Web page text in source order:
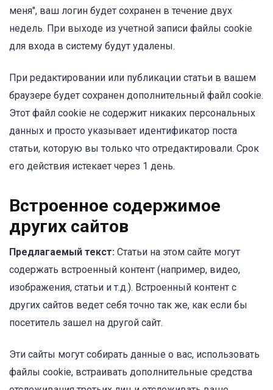
меня", ваш логин будет сохранен в течение двух
недель. При выходе из учетной записи файлы cookie
для входа в систему будут удалены.
При редактировании или публикации статьи в вашем
браузере будет сохранен дополнительный файл cookie.
Этот файл cookie не содержит никаких персональных
данных и просто указывает идентификатор поста
статьи, которую вы только что отредактировали. Срок
его действия истекает через 1 день.
Встроенное содержимое
других сайтов
Предлагаемый текст: Статьи на этом сайте могут
содержать встроенный контент (например, видео,
изображения, статьи и т.д.). Встроенный контент с
других сайтов ведет себя точно так же, как если бы
посетитель зашел на другой сайт.
Эти сайты могут собирать данные о вас, использовать
файлы cookie, встраивать дополнительные средства